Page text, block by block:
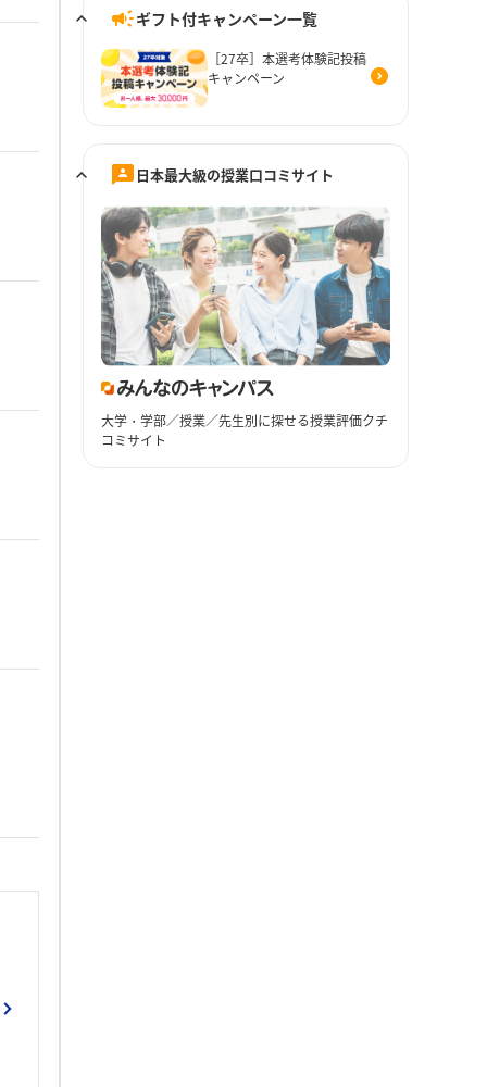
ギフト付キャンペーン一覧
［27卒］本選考体験記投稿
キャンペーン
日本最大級の授業口コミサイト
大学・学部／授業／先生別に探せる授業評価クチ
コミサイト